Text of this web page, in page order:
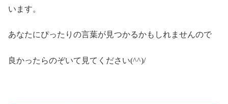
います。
あなたにぴったりの言葉が見つかるかもしれませんので
良かったらのぞいて見てください(^^)/